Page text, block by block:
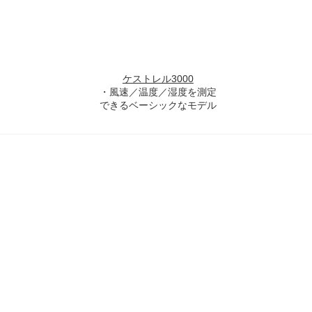
ケストレル3000
・風速／温度／湿度を測定
できるベーシックなモデル